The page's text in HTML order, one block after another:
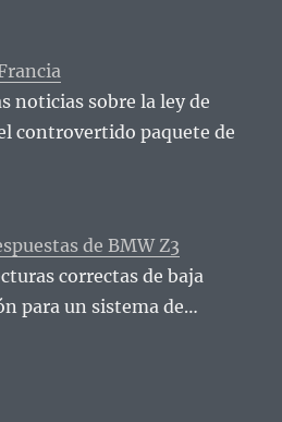
noticias sobre la ley de
controvertido paquete de
de BMW Z3
correctas de baja
para un sistema de…